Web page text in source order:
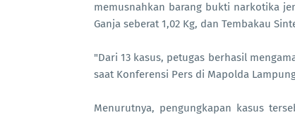
memusnahkan barang bukti narkotika
Ganja seberat 1,02 Kg, dan Tembakau
"Dari 13 kasus, petugas berhasil
saat Konferensi Pers di Mapolda
Menurutnya, pengungkapan kasus